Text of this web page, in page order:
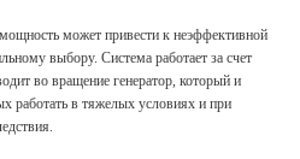
может привести к неэффективной
выбору. Система работает за счет
во вращение генератор, который и
работать в тяжелых условиях и при